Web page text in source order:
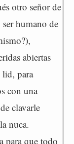
otro señor de
ser humano de
abiertas
lid, para
con una
clavarle
nuca.
para que todo